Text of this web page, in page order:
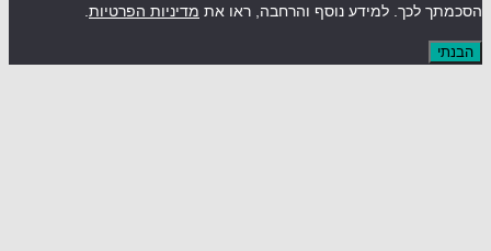
לכך. למידע נוסף והרחבה, ראו את מדיניות הפרטיות.